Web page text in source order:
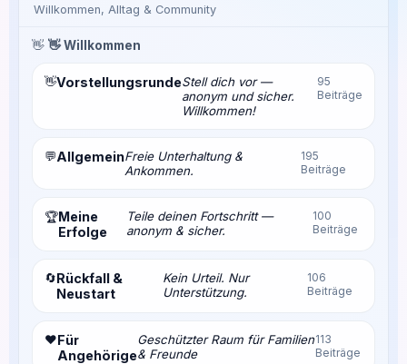
Willkommen, Alltag & Community
👋 👋 Willkommen
👋VorstellungsrundeStell dich vor —
anonym und sicher.
Willkommen!
95
Beiträge
💬AllgemeinFreie Unterhaltung &
Ankommen.
195
Beiträge
🏆Meine
Erfolge
Teile deinen Fortschritt —
anonym & sicher.
100
Beiträge
🔄Rückfall &
Neustart
Kein Urteil. Nur
Unterstützung.
106
Beiträge
❤️Für
Angehörige
Geschützter Raum für Familien
& Freunde
113
Beiträge